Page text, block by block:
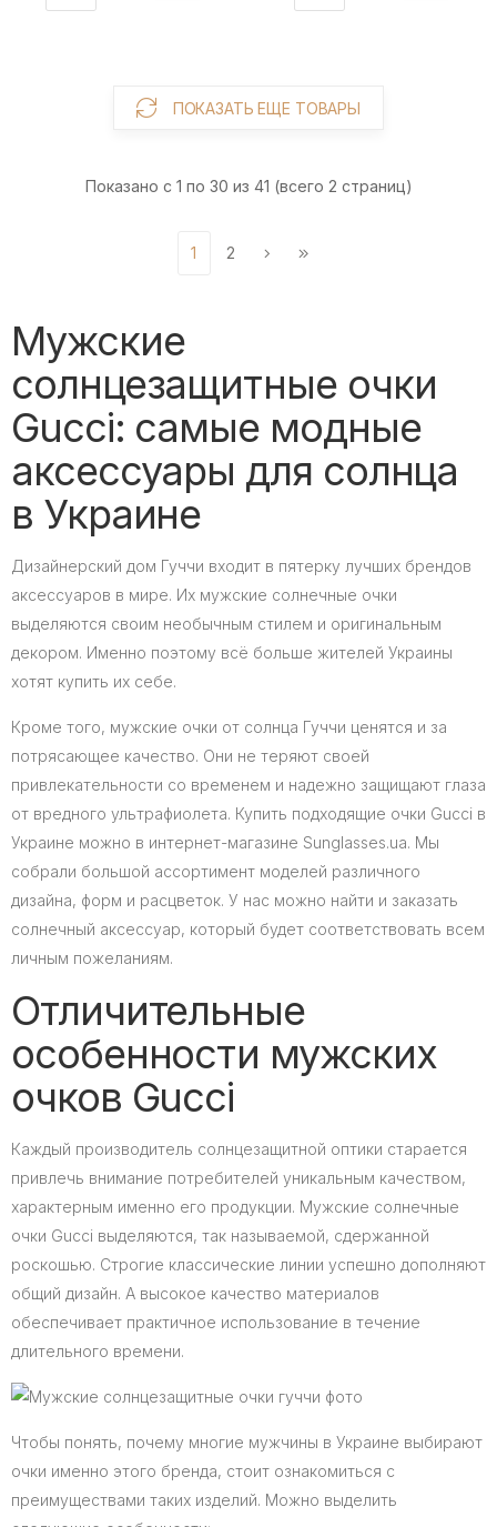
ПОКАЗАТЬ ЕЩЕ ТОВАРЫ
Показано с 1 по 30 из 41 (всего 2 страниц)
1 2
Мужские
солнцезащитные очки
Gucci: самые модные
аксессуары для солнца
в Украине
Дизайнерский дом Гуччи входит в пятерку лучших брендов
аксессуаров в мире. Их мужские солнечные очки
выделяются своим необычным стилем и оригинальным
декором. Именно поэтому всё больше жителей Украины
хотят купить их себе.
Кроме того, мужские очки от солнца Гуччи ценятся и за
потрясающее качество. Они не теряют своей
привлекательности со временем и надежно защищают глаза
от вредного ультрафиолета. Купить подходящие очки Gucci в
Украине можно в интернет-магазине Sunglasses.ua. Мы
собрали большой ассортимент моделей различного
дизайна, форм и расцветок. У нас можно найти и заказать
солнечный аксессуар, который будет соответствовать всем
личным пожеланиям.
Отличительные
особенности мужских
очков Gucci
Каждый производитель солнцезащитной оптики старается
привлечь внимание потребителей уникальным качеством,
характерным именно его продукции. Мужские солнечные
очки Gucci выделяются, так называемой, сдержанной
роскошью. Строгие классические линии успешно дополняют
общий дизайн. А высокое качество материалов
обеспечивает практичное использование в течение
длительного времени.
Чтобы понять, почему многие мужчины в Украине выбирают
очки именно этого бренда, стоит ознакомиться с
преимуществами таких изделий. Можно выделить